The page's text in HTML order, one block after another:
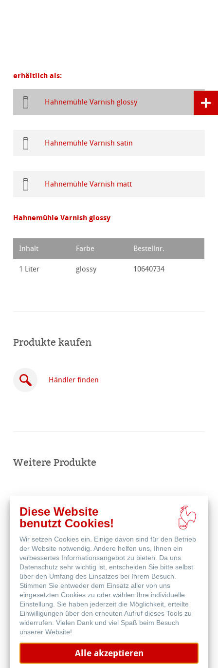
erhältlich als:
Hahnemühle Varnish glossy
Hahnemühle Varnish satin
Hahnemühle Varnish matt
Hahnemühle Varnish glossy
Inhalt Farbe Bestellnr.
1 Liter glossy 10640734
Produkte kaufen
Händler finden
Weitere Produkte
Cézanne Canvas
Diese Website
benutzt Cookies!
Wir setzen Cookies ein. Einige davon sind für den Betrieb
der Website notwendig. Andere helfen uns, Ihnen ein
verbessertes Informationsangebot zu bieten. Da uns
Datenschutz sehr wichtig ist, entscheiden Sie bitte selbst
über den Umfang des Einsatzes bei Ihrem Besuch.
Stimmen Sie entweder dem Einsatz aller von uns
eingesetzten Cookies zu oder wählen Ihre individuelle
Einstellung. Sie haben jederzeit die Möglichkeit, erteilte
Einwilligungen über den erneuten Aufruf dieses Tools zu
widerrufen. Vielen Dank und viel Spaß beim Besuch
unserer Website!
Alle akzeptieren